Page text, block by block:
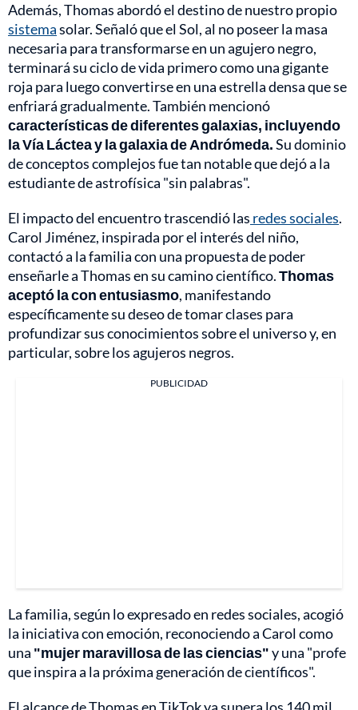
Además, Thomas abordó el destino de nuestro propio
sistemasolar. Señaló que el Sol, al no poseer la masa
necesaria para transformarse en un agujero negro,
terminará su ciclo de vida primero como una gigante
roja para luego convertirse en una estrella densa que se
enfriará gradualmente. También mencionó
características de diferentes galaxias, incluyendo
la Vía Láctea y la galaxia de Andrómeda.Su dominio
de conceptos complejos fue tan notable que dejó a la
estudiante de astrofísica "sin palabras".
El impacto del encuentro trascendió las redes sociales.
Carol Jiménez, inspirada por el interés del niño,
contactó a la familia con una propuesta de poder
enseñarle a Thomas en su camino científico.Thomas
aceptó la con entusiasmo, manifestando
específicamente su deseo de tomar clases para
profundizar sus conocimientos sobre el universo y, en
particular, sobre los agujeros negros.
PUBLICIDAD
La familia, según lo expresado en redes sociales, acogió
la iniciativa con emoción, reconociendo a Carol como
una "mujer maravillosa de las ciencias"y una "profe
que inspira a la próxima generación de científicos".